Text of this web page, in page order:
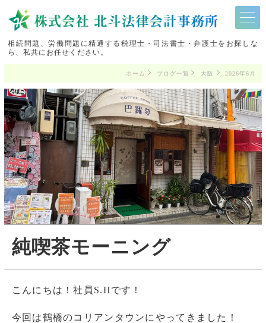
相続問題、労働問題に精通する税理士・司法書士・弁護士をお探しな
ら、私共にお任せください。
ホーム ブログ一覧 大阪 2026年6月
純喫茶モーニング
こんにちは！社員S.Hです！
今回は鶴橋のコリアンタウンにやってきました！